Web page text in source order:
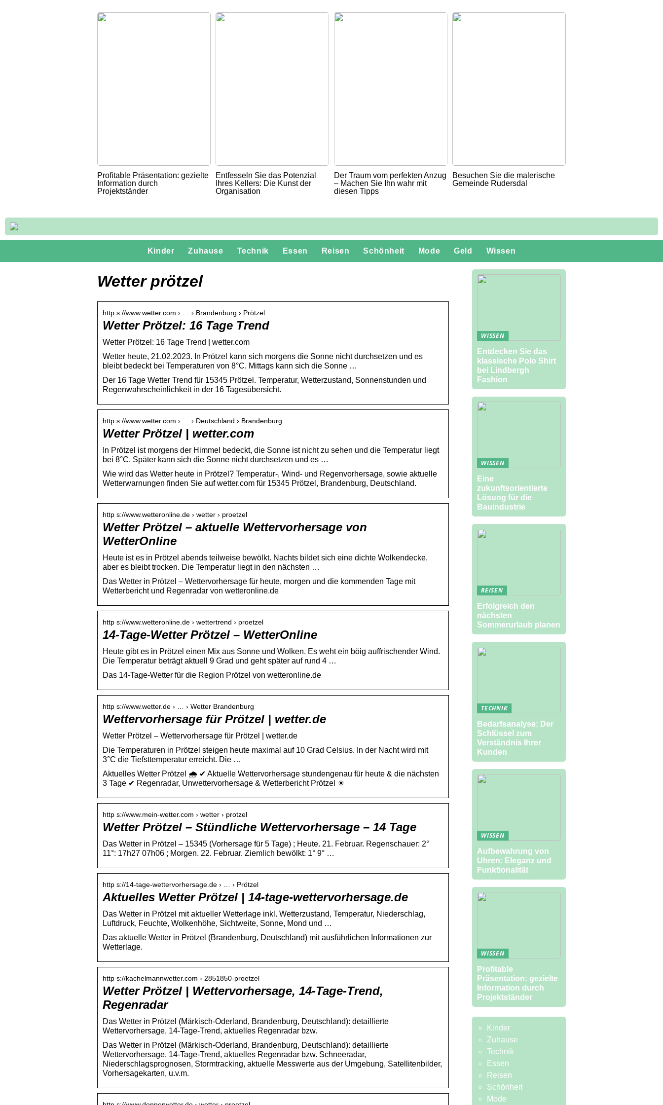
Profitable Präsentation: gezielte
Information durch
Projektständer
Entfesseln Sie das Potenzial
Ihres Kellers: Die Kunst der
Organisation
Der Traum vom perfekten Anzug
– Machen Sie Ihn wahr mit
diesen Tipps
Besuchen Sie die malerische
Gemeinde Rudersdal
Kinder Zuhause Technik Essen Reisen Schönheit Mode Geld Wissen
Wetter prötzel
http s://www.wetter.com › … › Brandenburg › Prötzel
Wetter Prötzel: 16 Tage Trend
Wetter Prötzel: 16 Tage Trend | wetter.com
Wetter heute, 21.02.2023. In Prötzel kann sich morgens die Sonne nicht durchsetzen und es
bleibt bedeckt bei Temperaturen von 8°C. Mittags kann sich die Sonne …
Der 16 Tage Wetter Trend für 15345 Prötzel. Temperatur, Wetterzustand, Sonnenstunden und
Regenwahrscheinlichkeit in der 16 Tagesübersicht.
http s://www.wetter.com › … › Deutschland › Brandenburg
Wetter Prötzel | wetter.com
In Prötzel ist morgens der Himmel bedeckt, die Sonne ist nicht zu sehen und die Temperatur liegt
bei 8°C. Später kann sich die Sonne nicht durchsetzen und es …
Wie wird das Wetter heute in Prötzel? Temperatur-, Wind- und Regenvorhersage, sowie aktuelle
Wetterwarnungen finden Sie auf wetter.com für 15345 Prötzel, Brandenburg, Deutschland.
http s://www.wetteronline.de › wetter › proetzel
Wetter Prötzel – aktuelle Wettervorhersage von
WetterOnline
Heute ist es in Prötzel abends teilweise bewölkt. Nachts bildet sich eine dichte Wolkendecke,
aber es bleibt trocken. Die Temperatur liegt in den nächsten …
Das Wetter in Prötzel – Wettervorhersage für heute, morgen und die kommenden Tage mit
Wetterbericht und Regenradar von wetteronline.de
http s://www.wetteronline.de › wettertrend › proetzel
14-Tage-Wetter Prötzel – WetterOnline
Heute gibt es in Prötzel einen Mix aus Sonne und Wolken. Es weht ein böig auffrischender Wind.
Die Temperatur beträgt aktuell 9 Grad und geht später auf rund 4 …
Das 14-Tage-Wetter für die Region Prötzel von wetteronline.de
http s://www.wetter.de › … › Wetter Brandenburg
Wettervorhersage für Prötzel | wetter.de
Wetter Prötzel – Wettervorhersage für Prötzel | wetter.de
Die Temperaturen in Prötzel steigen heute maximal auf 10 Grad Celsius. In der Nacht wird mit
3°C die Tiefsttemperatur erreicht. Die …
Aktuelles Wetter Prötzel 🌧️ ✔ Aktuelle Wettervorhersage stundengenau für heute & die nächsten
3 Tage ✔ Regenradar, Unwettervorhersage & Wetterbericht Prötzel ☀
http s://www.mein-wetter.com › wetter › protzel
Wetter Prötzel – Stündliche Wettervorhersage – 14 Tage
Das Wetter in Prötzel – 15345 (Vorhersage für 5 Tage) ; Heute. 21. Februar. Regenschauer: 2°
11°: 17h27 07h06 ; Morgen. 22. Februar. Ziemlich bewölkt: 1° 9° …
http s://14-tage-wettervorhersage.de › … › Prötzel
Aktuelles Wetter Prötzel | 14-tage-wettervorhersage.de
Das Wetter in Prötzel mit aktueller Wetterlage inkl. Wetterzustand, Temperatur, Niederschlag,
Luftdruck, Feuchte, Wolkenhöhe, Sichtweite, Sonne, Mond und …
Das aktuelle Wetter in Prötzel (Brandenburg, Deutschland) mit ausführlichen Informationen zur
Wetterlage.
http s://kachelmannwetter.com › 2851850-proetzel
Wetter Prötzel | Wettervorhersage, 14-Tage-Trend,
Regenradar
Das Wetter in Prötzel (Märkisch-Oderland, Brandenburg, Deutschland): detaillierte
Wettervorhersage, 14-Tage-Trend, aktuelles Regenradar bzw.
Das Wetter in Prötzel (Märkisch-Oderland, Brandenburg, Deutschland): detaillierte
Wettervorhersage, 14-Tage-Trend, aktuelles Regenradar bzw. Schneeradar,
Niederschlagsprognosen, Stormtracking, aktuelle Messwerte aus der Umgebung, Satellitenbilder,
Vorhersagekarten, u.v.m.
WISSEN
Entdecken Sie das
klassische Polo Shirt
bei Lindbergh
Fashion
WISSEN
Eine
zukunftsorientierte
Lösung für die
Bauindustrie
REISEN
Erfolgreich den
nächsten
Sommerurlaub planen
TECHNIK
Bedarfsanalyse: Der
Schlüssel zum
Verständnis Ihrer
Kunden
WISSEN
Aufbewahrung von
Uhren: Eleganz und
Funktionalität
WISSEN
Profitable
Präsentation: gezielte
Information durch
Projektständer
Kinder
Zuhause
Technik
Essen
Reisen
Schönheit
Mode